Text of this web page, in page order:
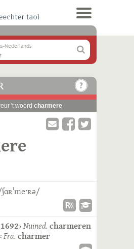
Nederlands
't woord charmere
1692›Nuined.charmeren
Fra.charmer